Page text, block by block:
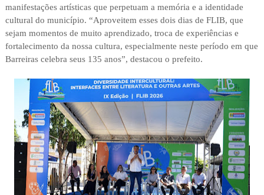
manifestações artísticas que perpetuam a memória e a identidade
cultural do município. “Aproveitem esses dois dias de FLIB, que
sejam momentos de muito aprendizado, troca de experiências e
fortalecimento da nossa cultura, especialmente neste período em que
Barreiras celebra seus 135 anos”, destacou o prefeito.